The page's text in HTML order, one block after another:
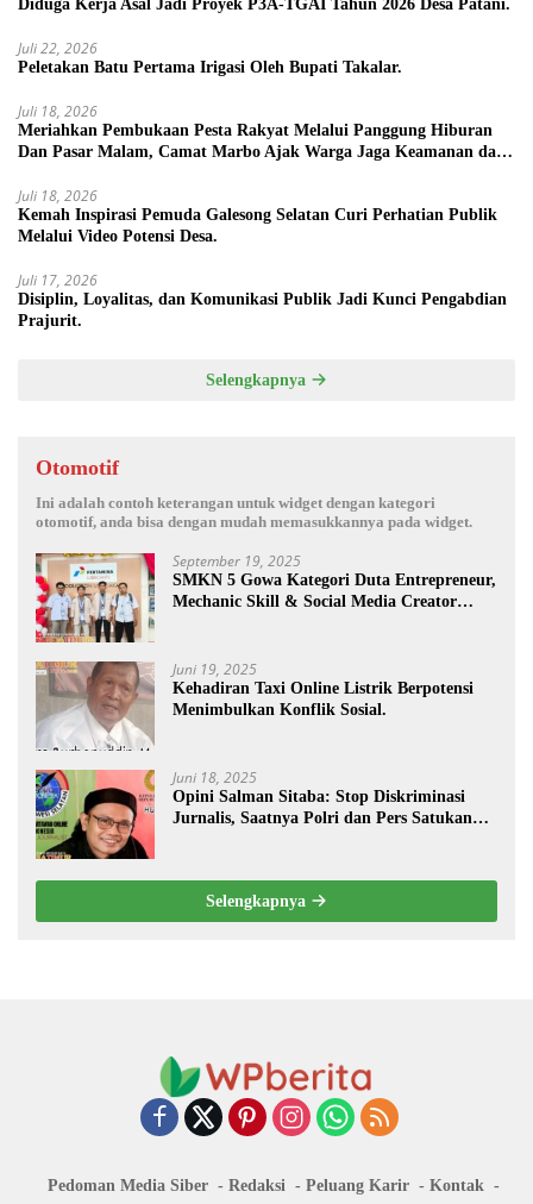
Diduga Kerja Asal Jadi Proyek P3A-TGAI Tahun 2026 Desa Patani.
Juli 22, 2026
Peletakan Batu Pertama Irigasi Oleh Bupati Takalar.
Juli 18, 2026
Meriahkan Pembukaan Pesta Rakyat Melalui Panggung Hiburan
Dan Pasar Malam, Camat Marbo Ajak Warga Jaga Keamanan dan
Juli 18, 2026
Kemah Inspirasi Pemuda Galesong Selatan Curi Perhatian Publik
Melalui Video Potensi Desa.
Juli 17, 2026
Disiplin, Loyalitas, dan Komunikasi Publik Jadi Kunci Pengabdian
Prajurit.
Selengkapnya
Otomotif
Ini adalah contoh keterangan untuk widget dengan kategori
otomotif, anda bisa dengan mudah memasukkannya pada widget.
September 19, 2025
SMKN 5 Gowa Kategori Duta Entrepreneur,
Mechanic Skill & Social Media Creator
Juni 19, 2025
Kehadiran Taxi Online Listrik Berpotensi
Menimbulkan Konflik Sosial.
Juni 18, 2025
Opini Salman Sitaba: Stop Diskriminasi
Jurnalis, Saatnya Polri dan Pers Satukan
Selengkapnya
Pedoman Media Siber Redaksi Peluang Karir
Kontak